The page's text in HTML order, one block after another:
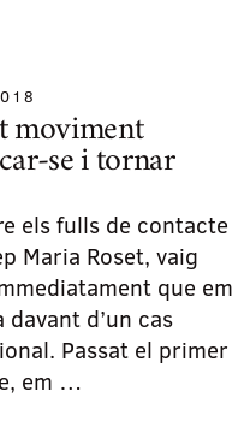
moviment
se i tornar
els fulls de contacte
Maria Roset, vaig
que em
davant d’un cas
Passat el primer
em …